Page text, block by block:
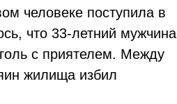
человеке поступила в
что 33-летний мужчина
с приятелем. Между
жилища избил